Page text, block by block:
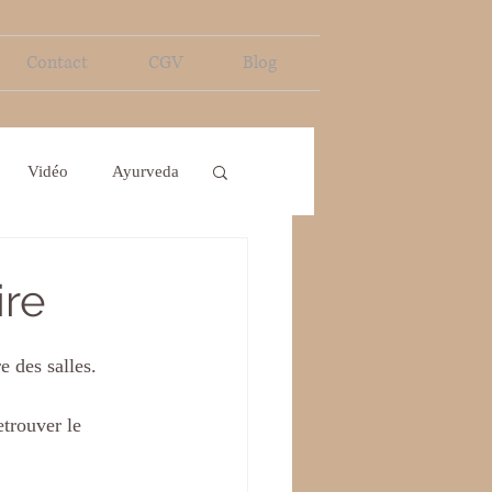
Contact CGV Blog
Vidéo Ayurveda
des salles.
le